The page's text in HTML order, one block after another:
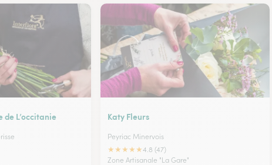
L’occitanie Katy Fleurs
Peyriac Minervois
★★★★★4.8 (47)
Zone Artisanale "La Gare"